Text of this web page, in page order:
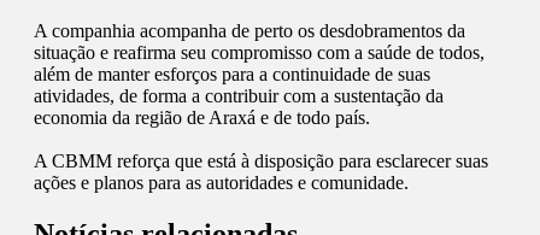
A companhia acompanha de perto os desdobramentos da
situação e reafirma seu compromisso com a saúde de todos,
além de manter esforços para a continuidade de suas
atividades, de forma a contribuir com a sustentação da
economia da região de Araxá e de todo país.
A CBMM reforça que está à disposição para esclarecer suas
ações e planos para as autoridades e comunidade.